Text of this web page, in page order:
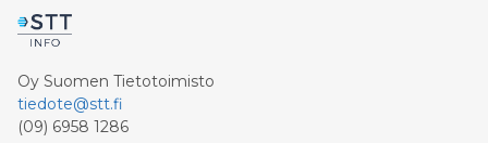
Oy Suomen Tietotoimisto
tiedote@stt.fi
(09) 6958 1286